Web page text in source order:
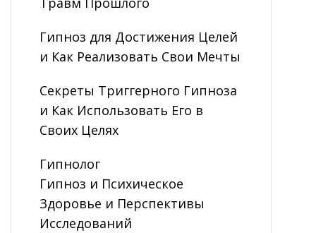
Гипноз для Достижения Целей
и Как Реализовать Свои Мечты
Секреты Триггерного Гипноза
и Как Использовать Его в
Своих Целях
Гипнолог
Гипноз и Психическое
Здоровье и Перспективы
Исследований